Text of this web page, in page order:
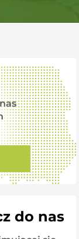
do nas